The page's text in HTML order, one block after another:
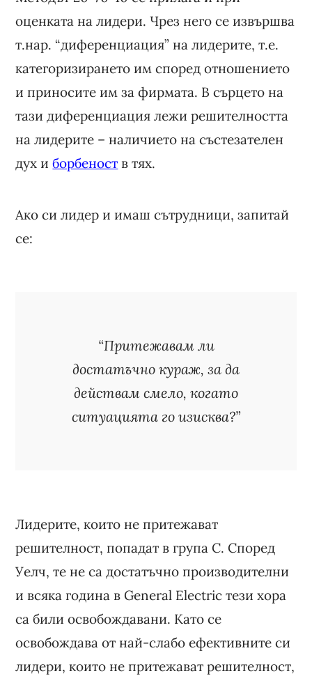
оценката на лидери. Чрез него се извършва
т.нар. “диференциация” на лидерите, т.е.
категоризирането им според отношението
и приносите им за фирмата. В сърцето на
тази диференциация лежи решителността
на лидерите – наличието на състезателен
дух иборбеност в тях.
Ако си лидер и имаш сътрудници, запитай
се:
“Притежавам ли
достатъчно кураж, за да
действам смело, когато
ситуацията го изисква?”
Лидерите, които не притежават
решителност, попадат в група C. Според
Уелч, те не са достатъчно производителни
и всяка година в General Electric тези хора
са били освобождавани. Като се
освобождава от най-слабо ефективните си
лидери, които не притежават решителност,